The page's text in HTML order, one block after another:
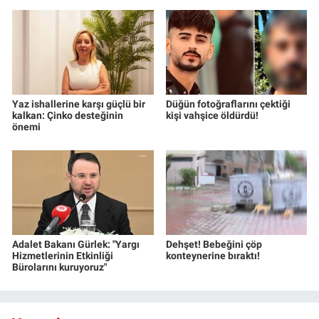
Yaz ishallerine karşı güçlü bir
kalkan: Çinko desteğinin
önemi
Düğün fotoğraflarını çektiği
kişi vahşice öldürdü!
Adalet Bakanı Gürlek: "Yargı
Hizmetlerinin Etkinliği
Bürolarını kuruyoruz"
Dehşet! Bebeğini çöp
konteynerine bıraktı!